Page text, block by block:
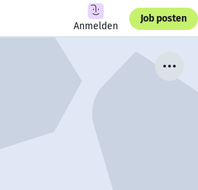
Anmelden
Job posten